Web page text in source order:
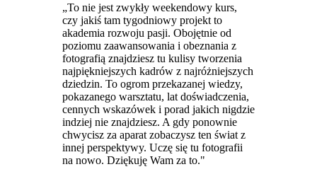
„To nie jest zwykły weekendowy kurs,
czy jakiś tam tygodniowy projekt to
akademia rozwoju pasji. Obojętnie od
poziomu zaawansowania i obeznania z
fotografią znajdziesz tu kulisy tworzenia
najpiękniejszych kadrów z najróżniejszych
dziedzin. To ogrom przekazanej wiedzy,
pokazanego warsztatu, lat doświadczenia,
cennych wskazówek i porad jakich nigdzie
indziej nie znajdziesz. A gdy ponownie
chwycisz za aparat zobaczysz ten świat z
innej perspektywy. Uczę się tu fotografii
na nowo. Dziękuję Wam za to."